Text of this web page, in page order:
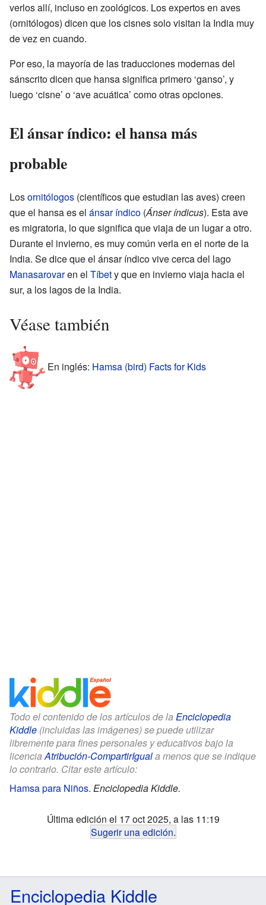
verlos allí, incluso en zoológicos. Los expertos en aves
(ornitólogos) dicen que los cisnes solo visitan la India muy
de vez en cuando.
Por eso, la mayoría de las traducciones modernas del
sánscrito dicen que hansa significa primero ‘ganso’, y
luego ‘cisne’ o ‘ave acuática’ como otras opciones.
El ánsar índico: el hansa más
probable
Losornitólogos (científicos que estudian las aves) creen
que el hansa es el ánsar índico (Ánser índicus). Esta ave
es migratoria, lo que significa que viaja de un lugar a otro.
Durante el invierno, es muy común verla en el norte de la
India. Se dice que el ánsar índico vive cerca del lago
Manasarovaren el Tíbety que en invierno viaja hacia el
sur, a los lagos de la India.
Véase también
En inglés: Hamsa (bird) Facts for Kids
Todo el contenido de los artículos de la Enciclopedia
Kiddle (incluidas las imágenes) se puede utilizar
libremente para fines personales y educativos bajo la
licenciaAtribución-CompartirIguala menos que se indique
lo contrario. Citar este artículo:
Hamsa para Niños. Enciclopedia Kiddle.
Última edición el 17 oct 2025, a las 11:19
Sugerir una edición.
Enciclopedia Kiddle